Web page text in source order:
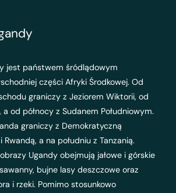
jest państwem śródlądowym
części Afryki Środkowej. Od
graniczy z Jeziorem Wiktorii, od
od północy z Sudanem Południowym.
graniczy z Demokratyczną
Rwandą, a na południu z Tanzanią.
Ugandy obejmują jałowe i górskie
bujne lasy deszczowe oraz
i rzeki. Pomimo stosunkowo